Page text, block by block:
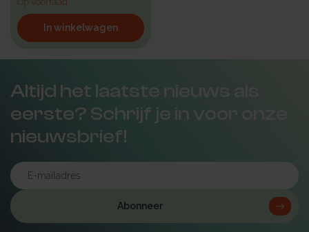
In winkelwagen
Altijd het laatste nieuws als
eerste? Schrijf je in voor onze
nieuwsbrief!
Abonneer